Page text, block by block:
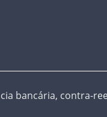
bancária, contra-